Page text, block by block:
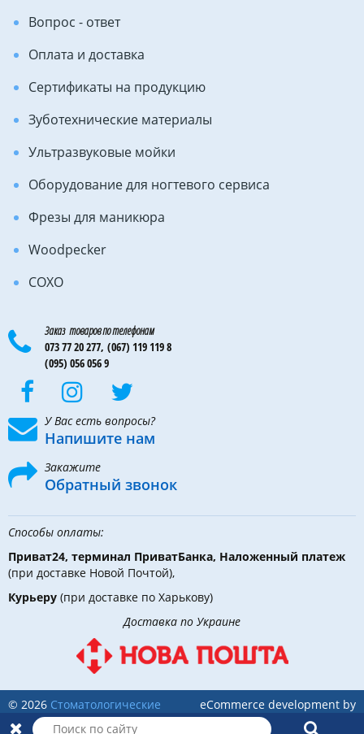
Вопрос - ответ
Оплата и доставка
Сертификаты на продукцию
Зуботехнические материалы
Ультразвуковые мойки
Оборудование для ногтевого сервиса
Фрезы для маникюра
Woodpecker
COXO
Заказ товаров по телефонам
073 77 20 277, (067) 119 119 8
(095) 056 056 9
У Вас есть вопросы?
Напишите нам
Закажите
Обратный звонок
Способы оплаты:
Приват24, терминал ПриватБанка, Наложенный платеж
(при доставке Новой Почтой),
Курьеру (при доставке по Харькову)
Доставка по Украине
© 2026 Стоматологические
инструменты, материалы и
оборудование в DLX
eCommerce development by